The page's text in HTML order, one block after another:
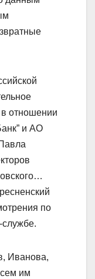
в отношении
и АО
по
службе.
Иванова,
им